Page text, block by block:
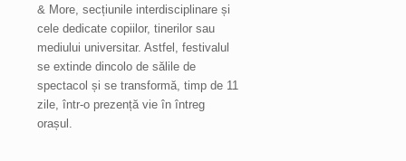
& More, secțiunile interdisciplinare și
cele dedicate copiilor, tinerilor sau
mediului universitar. Astfel, festivalul
se extinde dincolo de sălile de
spectacol și se transformă, timp de 11
zile, într-o prezență vie în întreg
orașul.